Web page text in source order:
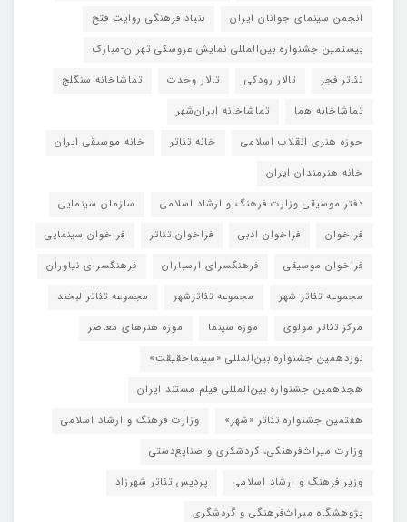
انجمن سینمای جوانان ایران
بنیاد فرهنگی روایت فتح
بیستمین جشنواره بین‌المللی نمایش عروسکی تهران-مبارک
تئاتر فجر
تالار رودکی تالار وحدت
تماشاخانه سنگلج
تماشاخانه هما
تماشاخانه‌ ایران‌شهر
حوزه هنری انقلاب اسلامی
خانه تئاتر
خانه موسیقی ایران
خانه هنرمندان ایران
دفتر موسیقی وزارت فرهنگ و ارشاد اسلامی
سازمان سینمایی
فراخوان
فراخوان ادبی فراخوان تئاتر
فراخوان سینمایی
فراخوان موسیقی
فرهنگسرای ارسباران
فرهنگسرای نیاوران
مجموعه تئاتر شهر
مجموعه تئاترشهر
مجموعه تئاتر لبخند
مرکز تئاتر مولوی
موزه سینما
موزه هنرهای معاصر
نوزدهمین جشنواره بین‌المللی «سینماحقیقت»
هجدهمین جشنواره بین‌المللی فیلم مستند ایران
هفتمین جشنواره تئاتر «شهر»
وزارت فرهنگ و ارشاد اسلامی
وزارت میراث‌فرهنگی، گردشگری و صنایع‌دستی
وزیر فرهنگ و ارشاد اسلامی
پردیس تئاتر شهرزاد
پژوهشگاه میراث‌فرهنگی و گردشگری